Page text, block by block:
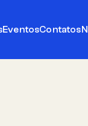
EventosContatos